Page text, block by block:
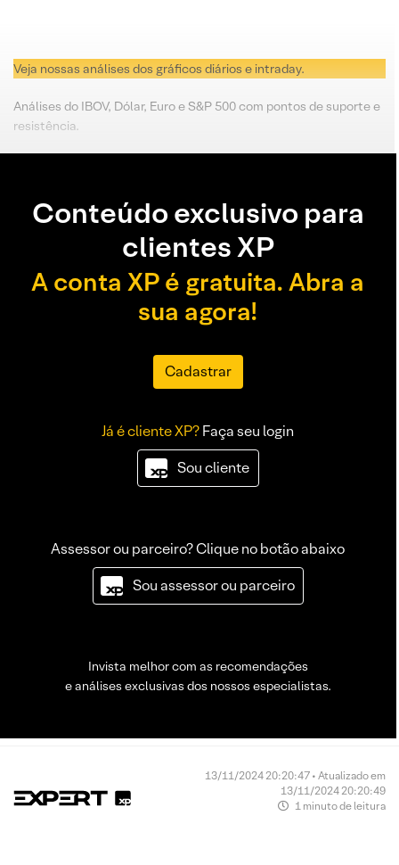
Veja nossas análises dos gráficos diários e intraday.
Análises do IBOV, Dólar, Euro e S&P 500 com pontos de suporte e
resistência.
Conteúdo exclusivo para
clientes XP
A conta XP é gratuita. Abra a
sua agora!
Cadastrar
Já é cliente XP?Faça seu login
Sou cliente
Assessor ou parceiro? Clique no botão abaixo
Sou assessor ou parceiro
Invista melhor com as recomendações
e análises exclusivas dos nossos especialistas.
13/11/2024 20:20:47 • Atualizado em
13/11/2024 20:20:49
1 minuto de leitura